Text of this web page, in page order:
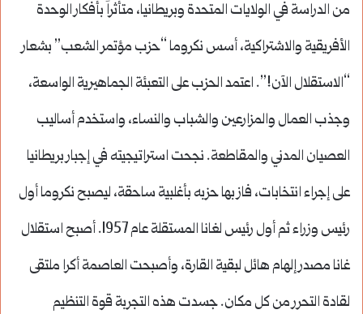
من الدراسة في الولايات المتحدة وبريطانيا، متأثراً بأفكار الوحدة
الأفريقية والاشتراكية، أسس نكروما “حزب مؤتمر الشعب” بشعار
“الاستقلال الآن!”. اعتمد الحزب على التعبئة الجماهيرية الواسعة،
وجذب العمال والمزارعين والشباب والنساء، واستخدم أساليب
العصيان المدني والمقاطعة. نجحت استراتيجيته في إجبار بريطانيا
على إجراء انتخابات، فاز بها حزبه بأغلبية ساحقة، ليصبح نكروما أول
رئيس وزراء ثم أول رئيس لغانا المستقلة عام 1957. أصبح استقلال
غانا مصدر إلهام هائل لبقية القارة، وأصبحت العاصمة أكرا ملتقى
لقادة التحرر من كل مكان. جسدت هذه التجربة قوة التنظيم